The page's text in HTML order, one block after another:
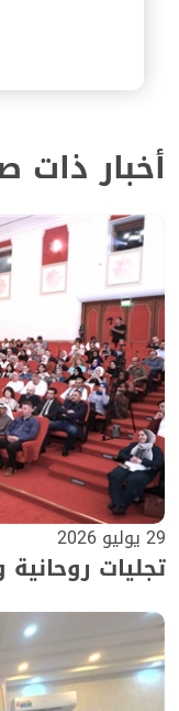
أخبار ذات
29 يوليو 2026
تجليات